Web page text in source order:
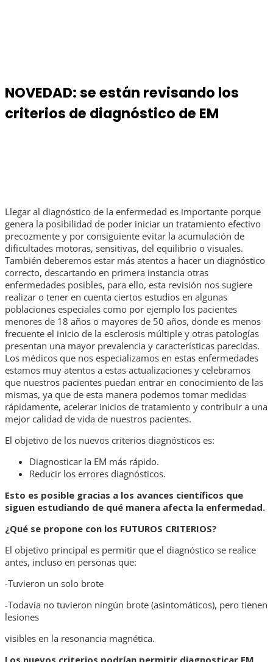
NOVEDAD: se están revisando los
criterios de diagnóstico de EM
Llegar al diagnóstico de la enfermedad es importante porque
genera la posibilidad de poder iniciar un tratamiento efectivo
precozmente y por consiguiente evitar la acumulación de
dificultades motoras, sensitivas, del equilibrio o visuales.
También deberemos estar más atentos a hacer un diagnóstico
correcto, descartando en primera instancia otras
enfermedades posibles, para ello, esta revisión nos sugiere
realizar o tener en cuenta ciertos estudios en algunas
poblaciones especiales como por ejemplo los pacientes
menores de 18 años o mayores de 50 años, donde es menos
frecuente el inicio de la esclerosis múltiple y otras patologías
presentan una mayor prevalencia y características parecidas.
Los médicos que nos especializamos en estas enfermedades
estamos muy atentos a estas actualizaciones y celebramos
que nuestros pacientes puedan entrar en conocimiento de las
mismas, ya que de esta manera podemos tomar medidas
rápidamente, acelerar inicios de tratamiento y contribuir a una
mejor calidad de vida de nuestros pacientes.
El objetivo de los nuevos criterios diagnósticos es:
Diagnosticar la EM más rápido.
Reducir los errores diagnósticos.
Esto es posible gracias a los avances científicos que
siguen estudiando de qué manera afecta la enfermedad.
¿Qué se propone con los FUTUROS CRITERIOS?
El objetivo principal es permitir que el diagnóstico se realice
antes, incluso en personas que:
-Tuvieron un solo brote
-Todavía no tuvieron ningún brote (asintomáticos), pero tienen
lesiones
visibles en la resonancia magnética.
Los nuevos criterios podrían permitir diagnosticar EM